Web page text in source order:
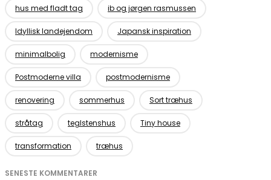
hus med fladt tag ib og jørgen rasmussen
Idyllisk landejendom Japansk inspiration
minimalbolig modernisme
Postmoderne villa postmodernisme
renovering sommerhus Sort træhus
stråtag teglstenshus Tiny house
transformation træhus
SENESTE KOMMENTARER